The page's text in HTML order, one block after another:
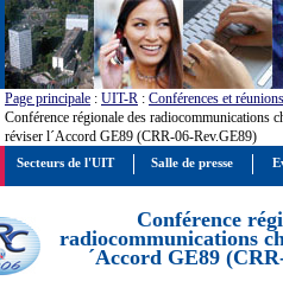
Page principale : UIT-R : Conférences et réunions
Conférence régionale des radiocommunications
réviser l´Accord GE89 (CRR-06-Rev.GE89)
Conférence
radiocommunications
´Accord GE89
Secteurs de l'UIT Salle de presse